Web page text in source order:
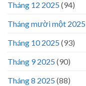
Tháng 12 2025(94)
Tháng mười một 2025
Tháng 10 2025(93)
Tháng 9 2025(90)
Tháng 8 2025(88)